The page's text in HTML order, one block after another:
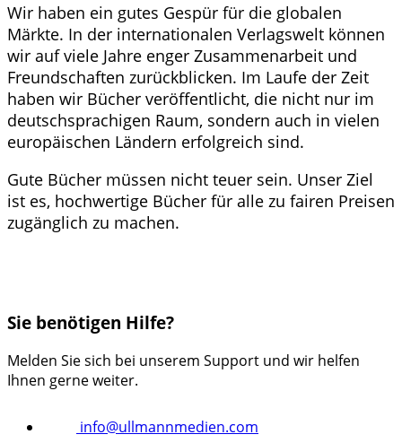
Wir haben ein gutes Gespür für die globalen
Märkte. In der internationalen Verlagswelt können
wir auf viele Jahre enger Zusammenarbeit und
Freundschaften zurückblicken. Im Laufe der Zeit
haben wir Bücher veröffentlicht, die nicht nur im
deutschsprachigen Raum, sondern auch in vielen
europäischen Ländern erfolgreich sind.
Gute Bücher müssen nicht teuer sein. Unser Ziel
ist es, hochwertige Bücher für alle zu fairen Preisen
zugänglich zu machen.
Sie benötigen Hilfe?
Melden Sie sich bei unserem Support und wir helfen
Ihnen gerne weiter.
info@ullmannmedien.com